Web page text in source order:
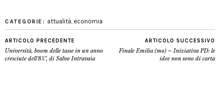
CATEGORIE: attualità, economia
ARTICOLO PRECEDENTE
Università, boom delle tasse in un anno
cresciute dell'8%", di Salvo Intravaia
ARTICOLO SUCCESSIVO
Finale Emilia (mo) – Iniziativa PD: le
idee non sono di carta